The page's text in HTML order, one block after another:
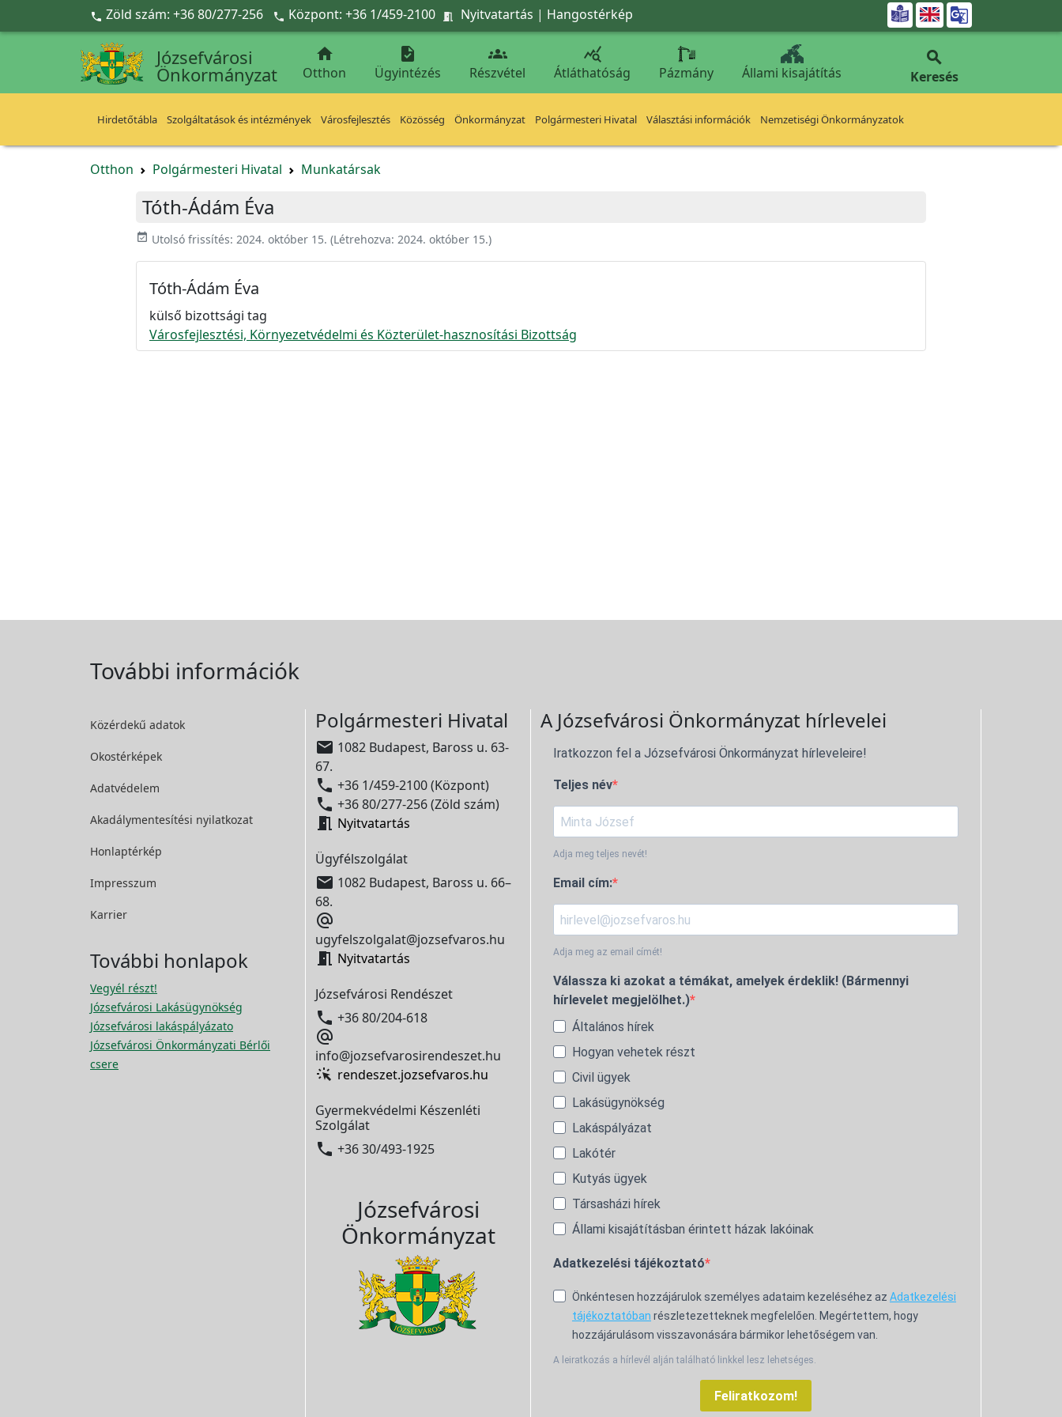
Ugrás a fő tartalomra
 Zöld szám: +36 80/277-256  Központ: +36 1/459-2100  Nyitvatartás | Hangostérkép 
Józsefvárosi
Önkormányzat

Otthon

Ügyintézés

Részvétel

Átláthatóság Pázmány Állami kisajátítás

Keresés
Hirdetőtábla Szolgáltatások és intézmények Városfejlesztés Közösség Önkormányzat Polgármesteri Hivatal Választási információk Nemzetiségi Önkormányzatok
Otthon Polgármesteri Hivatal Munkatársak
Tóth-Ádám Éva
event_available Utolsó frissítés: 2024. október 15. (Létrehozva: 2024. október 15.)
Tóth-Ádám Éva
külső bizottsági tag
Városfejlesztési, Környezetvédelmi és Közterület-hasznosítási Bizottság
További információk
Közérdekű adatok
Okostérképek
Adatvédelem
Akadálymentesítési nyilatkozat
Honlaptérkép
Impresszum
Karrier
További honlapok
Vegyél részt!
Józsefvárosi Lakásügynökség
Józsefvárosi lakáspályázato
Józsefvárosi Önkormányzati Bérlői
csere
Polgármesteri Hivatal
 1082 Budapest, Baross u. 63-
67.
 +36 1/459-2100 (Központ)
 +36 80/277-256 (Zöld szám)
 Nyitvatartás
Ügyfélszolgálat
 1082 Budapest, Baross u. 66–
68.

ugyfelszolgalat@jozsefvaros.hu
 Nyitvatartás
Józsefvárosi Rendészet
 +36 80/204-618

info@jozsefvarosirendeszet.hu
rendeszet.jozsefvaros.hu
Gyermekvédelmi Készenléti
Szolgálat
 +36 30/493-1925
Józsefvárosi
Önkormányzat
A Józsefvárosi Önkormányzat hírlevelei
Iratkozzon fel a Józsefvárosi Önkormányzat hírleveleire!
Teljes név
Adja meg teljes nevét!
Email cím:
Adja meg az email címét!
Válassza ki azokat a témákat, amelyek érdeklik! (Bármennyi
hírlevelet megjelölhet.)
Általános hírek
Hogyan vehetek részt
Civil ügyek
Lakásügynökség
Lakáspályázat
Lakótér
Kutyás ügyek
Társasházi hírek
Állami kisajátításban érintett házak lakóinak
Adatkezelési tájékoztató
Önkéntesen hozzájárulok személyes adataim kezeléséhez az Adatkezelési
tájékoztatóban részletezetteknek megfelelően. Megértettem, hogy
hozzájárulásom visszavonására bármikor lehetőségem van.
A leiratkozás a hírlevél alján található linkkel lesz lehetséges.
Feliratkozom!